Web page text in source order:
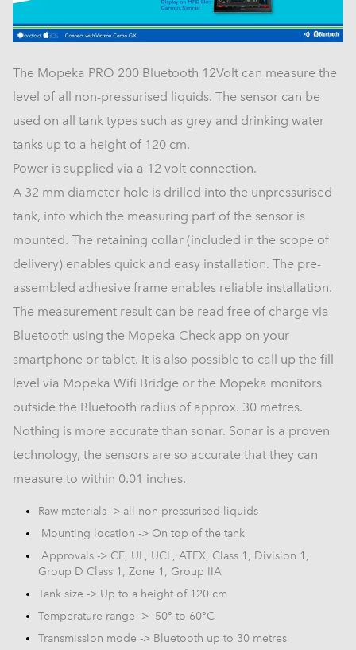
The Mopeka PRO 200 Bluetooth 12Volt can measure the
level of all non-pressurised liquids. The sensor can be
used on all tank types such as grey and drinking water
tanks up to a height of 120 cm.
Power is supplied via a 12 volt connection.
A 32 mm diameter hole is drilled into the unpressurised
tank, into which the measuring part of the sensor is
mounted. The retaining collar (included in the scope of
delivery) enables quick and easy installation. The pre-
assembled adhesive frame enables reliable installation.
The measurement result can be read free of charge via
Bluetooth using the Mopeka Check app on your
smartphone or tablet. It is also possible to call up the fill
level via Mopeka Wifi Bridge or the Mopeka monitors
outside the Bluetooth radius of approx. 30 metres.
Nothing is more accurate than sonar. Sonar is a proven
technology, the sensors are so accurate that they can
measure to within 0.01 inches.
Raw materials -> all non-pressurised liquids
Mounting location -> On top of the tank
Approvals -> CE, UL, UCL, ATEX, Class 1, Division 1,
Group D Class 1, Zone 1, Group IIA
Tank size -> Up to a height of 120 cm
Temperature range -> -50° to 60°C
Transmission mode -> Bluetooth up to 30 metres